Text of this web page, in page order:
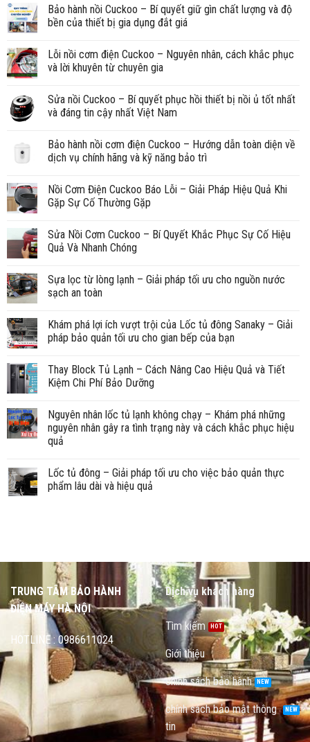
Bảo hành nồi Cuckoo – Bí quyết giữ gìn chất lượng và độ
bền của thiết bị gia dụng đắt giá
Lỗi nồi cơm điện Cuckoo – Nguyên nhân, cách khắc phục
và lời khuyên từ chuyên gia
Sửa nồi Cuckoo – Bí quyết phục hồi thiết bị nồi ủ tốt nhất
và đáng tin cậy nhất Việt Nam
Bảo hành nồi cơm điện Cuckoo – Hướng dẫn toàn diện về
dịch vụ chính hãng và kỹ năng bảo trì
Nồi Cơm Điện Cuckoo Báo Lỗi – Giải Pháp Hiệu Quả Khi
Gặp Sự Cố Thường Gặp
Sửa Nồi Cơm Cuckoo – Bí Quyết Khắc Phục Sự Cố Hiệu
Quả Và Nhanh Chóng
Sựa lọc từ lòng lạnh – Giải pháp tối ưu cho nguồn nước
sạch an toàn
Khám phá lợi ích vượt trội của Lốc tủ đông Sanaky – Giải
pháp bảo quản tối ưu cho gian bếp của bạn
Thay Block Tủ Lạnh – Cách Nâng Cao Hiệu Quả và Tiết
Kiệm Chi Phí Bảo Dưỡng
Nguyên nhân lốc tủ lạnh không chạy – Khám phá những
nguyên nhân gây ra tình trạng này và cách khắc phục hiệu
quả
Lốc tủ đông – Giải pháp tối ưu cho việc bảo quản thực
phẩm lâu dài và hiệu quả
TRUNG TÂM BẢO HÀNH
ĐIỆN MÁY HÀ NỘI
HOTLINE : 0986611024
Dịch vụ khách hàng
Tìm kiếm
Giới thiệu
chính sách bảo hành
chính sách bảo mật thông
tin